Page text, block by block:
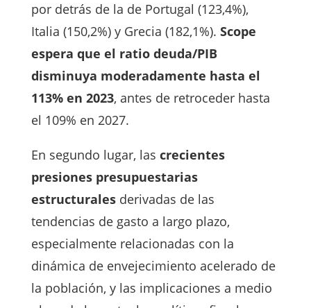
por detrás de la de Portugal (123,4%),
Italia (150,2%) y Grecia (182,1%). Scope
espera que el ratio deuda/PIB
disminuya moderadamente hasta el
113% en 2023, antes de retroceder hasta
el 109% en 2027.
En segundo lugar, las crecientes
presiones presupuestarias
estructurales derivadas de las
tendencias de gasto a largo plazo,
especialmente relacionadas con la
dinámica de envejecimiento acelerado de
la población, y las implicaciones a medio